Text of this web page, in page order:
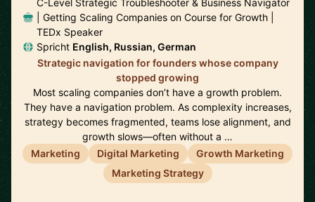
C-Level Strategic Troubleshooter & Business Navigator
| Getting Scaling Companies on Course for Growth |
TEDx Speaker
Spricht English, Russian, German
Strategic navigation for founders whose company
stopped growing
Most scaling companies don’t have a growth problem.
They have a navigation problem. As complexity increases,
strategy becomes fragmented, teams lose alignment, and
growth slows—often without a …
Marketing
Digital Marketing
Growth Marketing
Marketing Strategy